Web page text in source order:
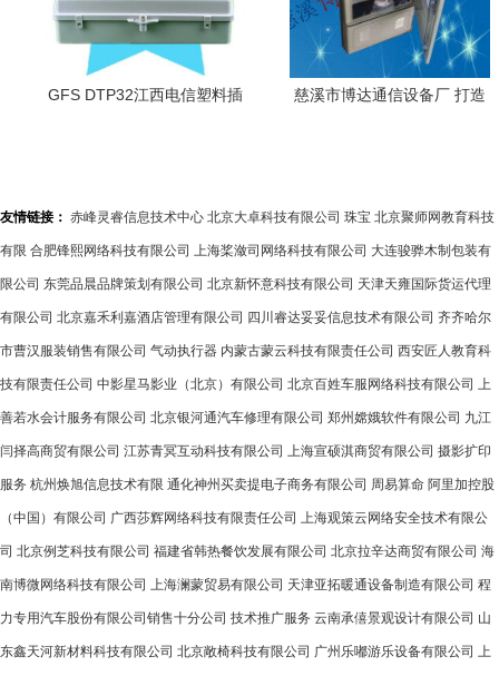
GFS DTP32江西电信塑料插
慈溪市博达通信设备厂 打造
友情链接： 赤峰灵睿信息技术中心 北京大卓科技有限公司 珠宝 北京聚师网教育科技
有限 合肥锋熙网络科技有限公司 上海桨潋司网络科技有限公司 大连骏骅木制包装有
限公司 东莞品晨品牌策划有限公司 北京新怀意科技有限公司 天津天雍国际货运代理
有限公司 北京嘉禾利嘉酒店管理有限公司 四川睿达妥妥信息技术有限公司 齐齐哈尔
市曹汉服装销售有限公司 气动执行器 内蒙古蒙云科技有限责任公司 西安匠人教育科
技有限责任公司 中影星马影业（北京）有限公司 北京百姓车服网络科技有限公司 上
善若水会计服务有限公司 北京银河通汽车修理有限公司 郑州嫦娥软件有限公司 九江
闫择高商贸有限公司 江苏青冥互动科技有限公司 上海宣硕淇商贸有限公司 摄影扩印
服务 杭州焕旭信息技术有限 通化神州买卖提电子商务有限公司 周易算命 阿里加控股
（中国）有限公司 广西莎辉网络科技有限责任公司 上海观策云网络安全技术有限公
司 北京例芝科技有限公司 福建省韩热餐饮发展有限公司 北京拉辛达商贸有限公司 海
南博微网络科技有限公司 上海澜蒙贸易有限公司 天津亚拓暖通设备制造有限公司 程
力专用汽车股份有限公司销售十分公司 技术推广服务 云南承僖景观设计有限公司 山
东鑫天河新材料科技有限公司 北京敞椅科技有限公司 广州乐嘟游乐设备有限公司 上